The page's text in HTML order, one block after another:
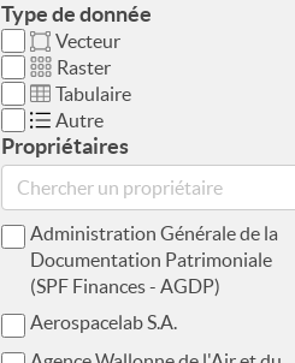
Type de donnée
Vecteur
Raster
Tabulaire
Autre
Propriétaires
Administration Générale de la
Documentation Patrimoniale
(SPF Finances - AGDP)
Aerospacelab S.A.